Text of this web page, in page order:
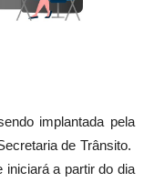
implantada pela
de Trânsito.
iniciará a partir do dia